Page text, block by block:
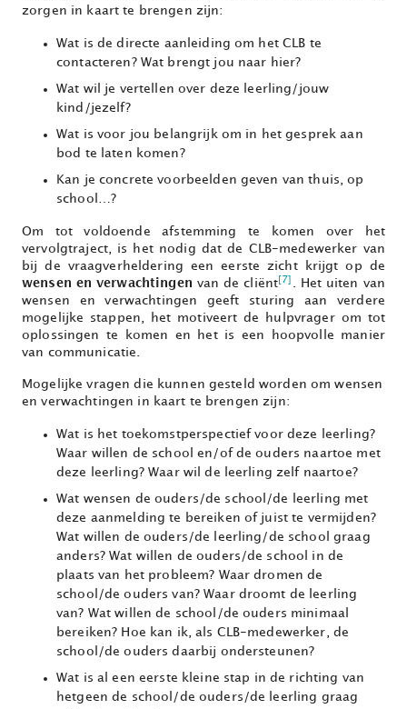
zorgen in kaart te brengen zijn:
Wat is de directe aanleiding om het CLB te
contacteren? Wat brengt jou naar hier?
Wat wil je vertellen over deze leerling/jouw
kind/jezelf?
Wat is voor jou belangrijk om in het gesprek aan
bod te laten komen?
Kan je concrete voorbeelden geven van thuis, op
school…?
Om tot voldoende afstemming te komen over het
vervolgtraject, is het nodig dat de CLB-medewerker van
bij de vraagverheldering een eerste zicht krijgt op de
wensen en verwachtingen van de cliënt [7]
. Het uiten van
wensen en verwachtingen geeft sturing aan verdere
mogelijke stappen, het motiveert de hulpvrager om tot
oplossingen te komen en het is een hoopvolle manier
van communicatie.
Mogelijke vragen die kunnen gesteld worden om wensen
en verwachtingen in kaart te brengen zijn:
Wat is het toekomstperspectief voor deze leerling?
Waar willen de school en/of de ouders naartoe met
deze leerling? Waar wil de leerling zelf naartoe?
Wat wensen de ouders/de school/de leerling met
deze aanmelding te bereiken of juist te vermijden?
Wat willen de ouders/de leerling/de school graag
anders? Wat willen de ouders/de school in de
plaats van het probleem? Waar dromen de
school/de ouders van? Waar droomt de leerling
van? Wat willen de school/de ouders minimaal
bereiken? Hoe kan ik, als CLB-medewerker, de
school/de ouders daarbij ondersteunen?
Wat is al een eerste kleine stap in de richting van
hetgeen de school/de ouders/de leerling graag